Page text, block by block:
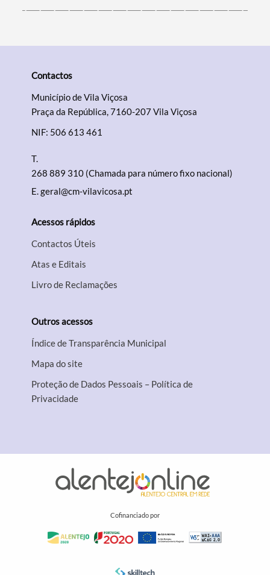
Contactos
Município de Vila Viçosa
Praça da República, 7160-207 Vila Viçosa
NIF: 506 613 461
T.
268 889 310 (Chamada para número fixo nacional)
E.geral@cm-vilavicosa.pt
Acessos rápidos
Contactos Úteis
Atas e Editais
Livro de Reclamações
Outros acessos
Índice de Transparência Municipal
Mapa do site
Proteção de Dados Pessoais – Política de
Privacidade
Cofinanciado por